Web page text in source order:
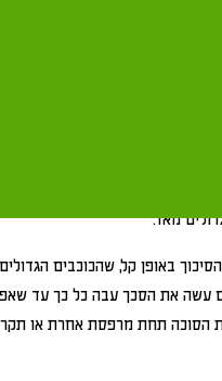
של עץ. מפני שכל אלו הם
ראויה לקבל טומאה, אבל
מאד.
באופן קל, שהכוכבים
עשה את הסכך עבה כל כך עד
תחת מרפסת אחרת או